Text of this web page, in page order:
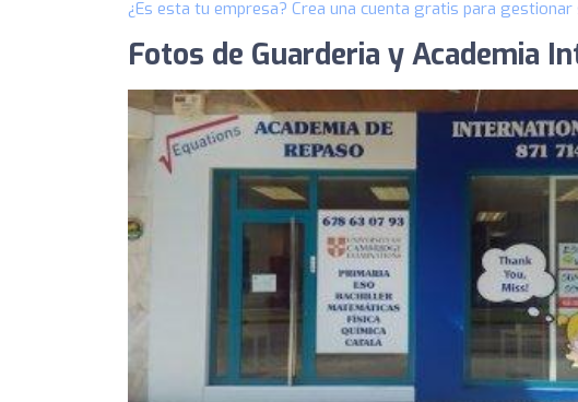
¿Es esta tu empresa? Crea una cuenta gratis para
Fotos de Guarderia y Academia